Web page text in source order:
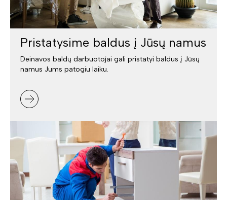
Pristatysime baldus į Jūsų namus
Deinavos baldų darbuotojai gali pristatyi baldus į Jūsų
namus Jums patogiu laiku.